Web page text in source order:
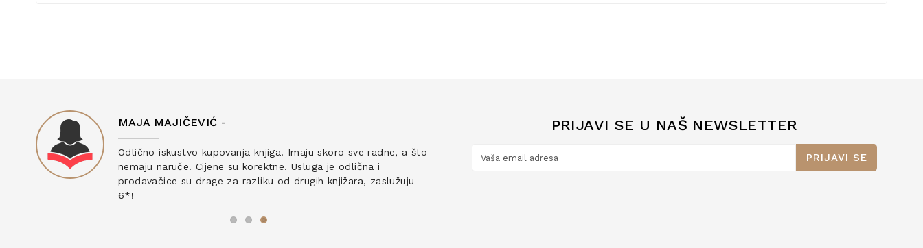
MAJA MAJIČEVIĆ - -
Odlično iskustvo kupovanja knjiga. Imaju skoro sve radne, a što
nemaju naruče. Cijene su korektne. Usluga je odlična i
prodavačice su drage za razliku od drugih knjižara, zaslužuju
6*!
PRIJAVI SE U NAŠ NEWSLETTER
PRIJAVI SE